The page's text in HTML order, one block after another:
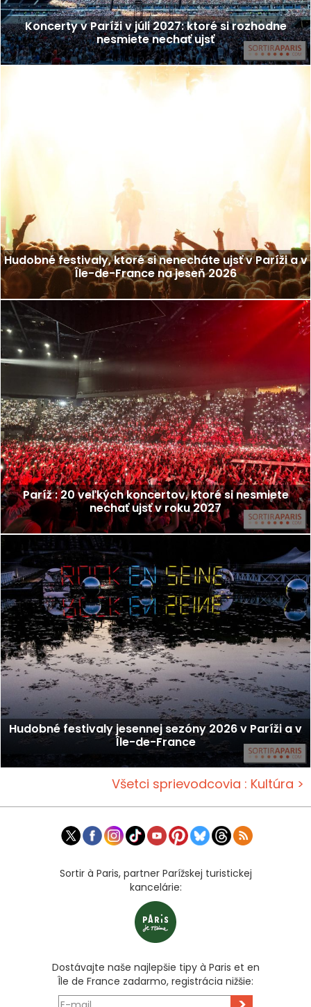
Koncerty v Paríži v júli 2027: ktoré si rozhodne
nesmiete nechať ujsť
Hudobné festivaly, ktoré si nenecháte ujsť v Paríži a v
Île-de-France na jeseň 2026
Paríž : 20 veľkých koncertov, ktoré si nesmiete
nechať ujsť v roku 2027
Hudobné festivaly jesennej sezóny 2026 v Paríži a v
Île-de-France
Všetci sprievodcovia : Kultúra >
Sortir à Paris, partner Parížskej turistickej
kancelárie:
Dostávajte naše najlepšie tipy à Paris et en
Île de France zadarmo, registrácia nižšie: